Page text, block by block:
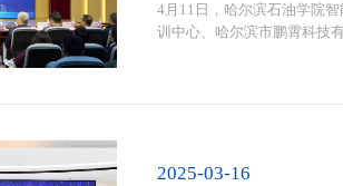
4月11日，哈尔滨石油学院
训中心、哈尔滨市鹏霄科技
2025-03-16